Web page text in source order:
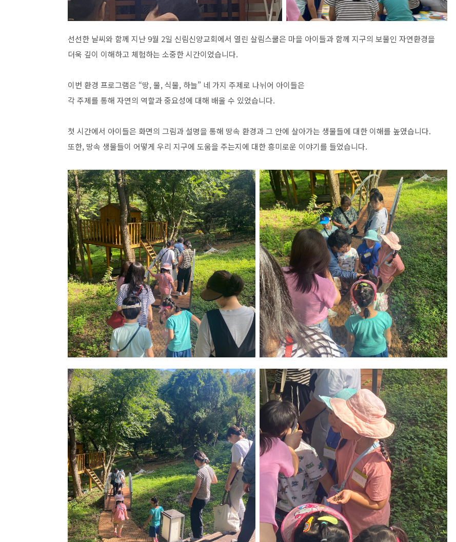
선선한 날씨와 함께 지난9월 2일 신림신양교회에서 열린 살림스쿨은 마을 아이들과 함께 지구의 보물인 자연환경을
더욱 깊이 이해하고 체험하는 소중한 시간이었습니다.
이번 환경 프로그램은 “땅,물,식물, 하늘” 네 가지 주제로 나뉘어 아이들은
각 주제를 통해 자연의 역할과 중요성에 대해 배울 수 있었습니다.
첫 시간에서 아이들은 화면의 그림과 설명을 통해 땅속 환경과 그 안에 살아가는 생물들에 대한 이해를 높였습니다.
또한, 땅속 생물들이 어떻게 우리 지구에 도움을 주는지에 대한 흥미로운 이야기를 들었습니다.